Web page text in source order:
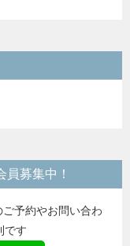
募集中！
予約やお問い合わ
です